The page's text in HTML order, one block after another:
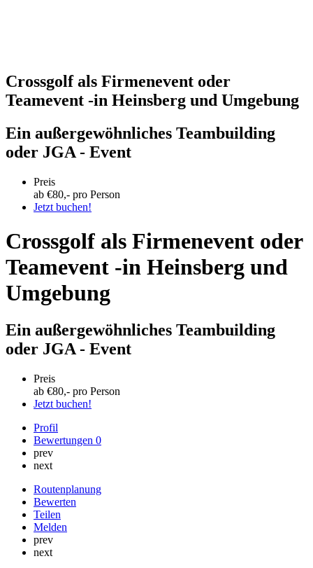
Crossgolf als Firmenevent oder
Teamevent -in Heinsberg und Umgebung
Ein außergewöhnliches Teambuilding
oder JGA - Event
Preis
ab €80,- pro Person
Jetzt buchen!
Crossgolf als Firmenevent oder
Teamevent -in Heinsberg und
Umgebung
Ein außergewöhnliches Teambuilding
oder JGA - Event
Preis
ab €80,- pro Person
Jetzt buchen!
Profil
Bewertungen 0
prev
next
Routenplanung
Bewerten
Teilen
Melden
prev
next